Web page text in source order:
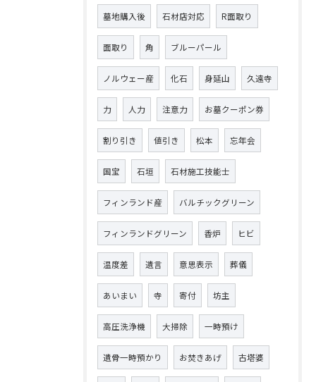
墓地購入後 石材店対応 R面取り
面取り 角 ブルーパール
ノルウェー産 化石 身延山 久遠寺
力 人力 注意力 お墓クーポン券
割り引き 値引き 松本 忘年会
国宝 石垣 石材施工技能士
フィンランド産 バルチックグリーン
フィンランドグリーン 香炉 ヒビ
温度差 遺言 意思表示 葬儀
あいまい 寺 寄付 坊主
高圧洗浄機 大掃除 一時預け
遺骨一時預かり お焚きあげ 古塔婆